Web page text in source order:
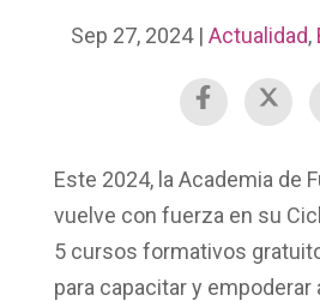
Sep 27, 2024| Actualidad,
Este 2024, la Academia de
vuelve con fuerza en su
5 cursos formativos
para capacitar y empoderar